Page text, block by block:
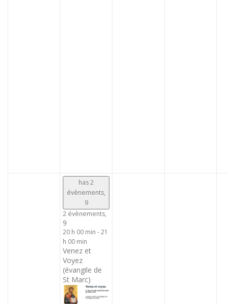
has 2
évènements,
9
2 évènements,
9
20 h 00 min -21
h 00 min
Venez et
Voyez
(évangile de
St Marc)